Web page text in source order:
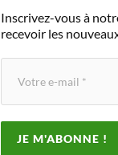
Inscrivez-vous à
recevoir les